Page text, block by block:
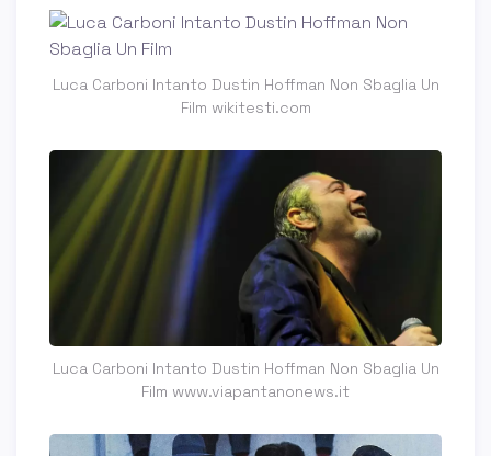
Luca Carboni Intanto Dustin Hoffman Non Sbaglia Un
Film wikitesti.com
Luca Carboni Intanto Dustin Hoffman Non Sbaglia Un
Film www.viapantanonews.it